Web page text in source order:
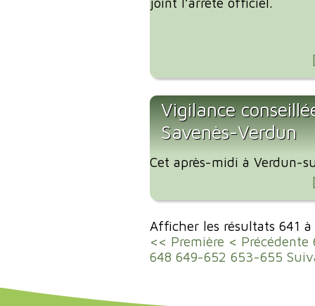
Vigilance
Savenès-Verdun
Cet après-midi à Verdun-
Afficher les résultats 641
<< Première < Précédente
648 649-652 653-655